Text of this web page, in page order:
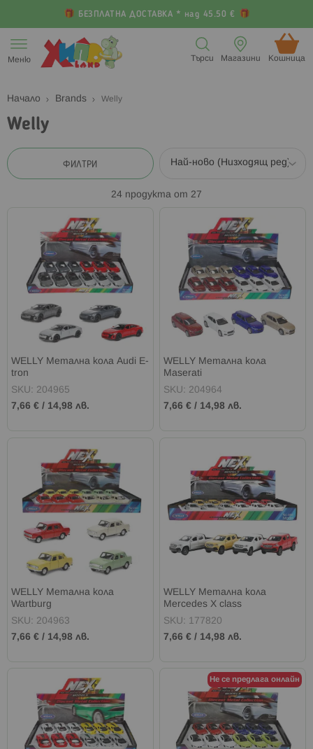
БЕЗПЛАТНА ДОСТАВКА * над 45.50 €
към
съдържанието
Меню Кошница (
Магазини
Търси
Начало Brands Welly
Welly
ФИЛТРИ
24 продукта от 27
WELLY Метална кола Audi E-
tron
SKU: 204965
7,66 € / 14,98 лв.
WELLY Метална кола
Maserati
SKU: 204964
7,66 € / 14,98 лв.
WELLY Метална кола
Wartburg
SKU: 204963
7,66 € / 14,98 лв.
WELLY Метална кола
Mercedes X class
SKU: 177820
7,66 € / 14,98 лв.
Не се предлага онлайн